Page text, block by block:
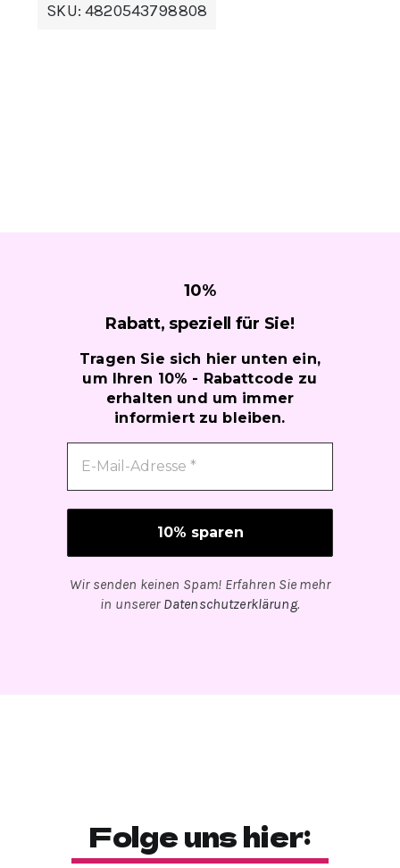
SKU:4820543798808
10%
Rabatt, speziell für Sie!
Tragen Sie sich hier unten ein,
um Ihren 10% - Rabattcode zu
erhalten und um immer
informiert zu bleiben.
Wir senden keinen Spam! Erfahren Sie mehr
in unserer Datenschutzerklärung.
Folge uns hier: